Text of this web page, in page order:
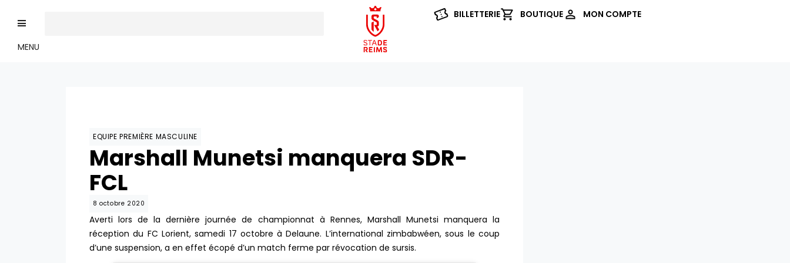
MENU
BILLETTERIE BOUTIQUE MON COMPTE
EQUIPE PREMIÈRE MASCULINE
Marshall Munetsi manquera SDR-
FCL
8 octobre 2020
Averti lors de la dernière journée de championnat à Rennes, Marshall Munetsi manquera la
réception du FC Lorient, samedi 17 octobre à Delaune. L’international zimbabwéen, sous le coup
d’une suspension, a en effet écopé d’un match ferme par révocation de sursis.